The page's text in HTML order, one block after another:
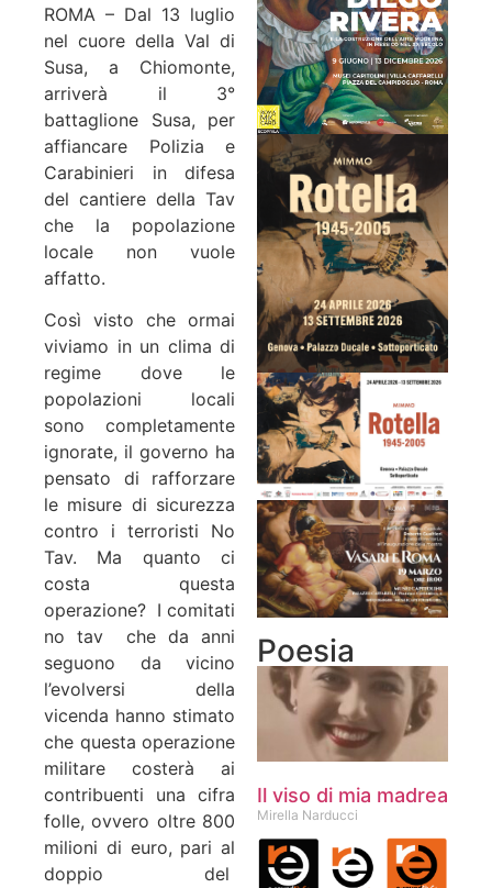
ROMA – Dal 13 luglio
nel cuore della Val di
Susa, a Chiomonte,
arriverà il 3°
battaglione Susa, per
affiancare Polizia e
Carabinieri in difesa
del cantiere della Tav
che la popolazione
locale non vuole
affatto.
Così visto che ormai
viviamo in un clima di
regime dove le
popolazioni locali
sono completamente
ignorate, il governo ha
pensato di rafforzare
le misure di sicurezza
contro i terroristi No
Tav. Ma quanto ci
costa questa
operazione? I comitati
no tav che da anni
seguono da vicino
l’evolversi della
vicenda hanno stimato
che questa operazione
militare costerà ai
contribuenti una cifra
folle, ovvero oltre 800
milioni di euro, pari al
doppio del
Poesia
Il viso di mia madrea
Mirella Narducci